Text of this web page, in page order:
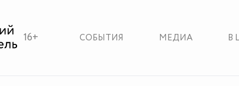
16+ СОБЫТИЯ МЕДИА В